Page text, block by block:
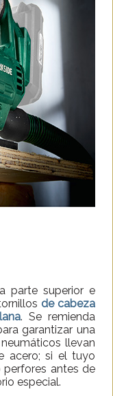
parte superior e
de cabeza
. Se remienda
garantizar una
llevan
acero; si el tuyo
antes de
especial.